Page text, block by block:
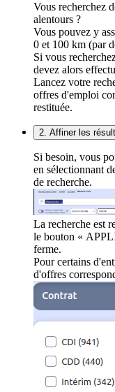
Vous recherchez
alentours ?
Vous pouvez y
0 et 100 km (par
Si vous
devez alors
Lancez votre
offres d'emploi
restituée.
2. Affiner les
Si besoin, vous
en sélectionnant
de recherche.
La recherche est
le bouton «
ferme.
Pour certains
d'offres